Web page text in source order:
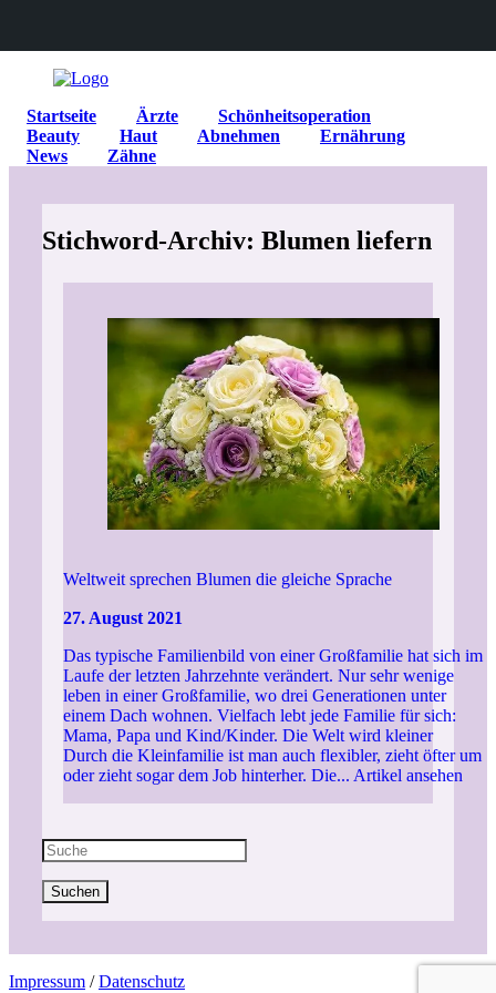
Startseite Ärzte
Schönheitsoperation
Beauty
Haut Abnehmen
Ernährung
News
Zähne
Stichword-Archiv: Blumen liefern
Weltweit sprechen Blumen die gleiche Sprache
27. August 2021
Das typische Familienbild von einer Großfamilie hat sich im
Laufe der letzten Jahrzehnte verändert. Nur sehr wenige
leben in einer Großfamilie, wo drei Generationen unter
einem Dach wohnen. Vielfach lebt jede Familie für sich:
Mama, Papa und Kind/Kinder. Die Welt wird kleiner
Durch die Kleinfamilie ist man auch flexibler, zieht öfter um
oder zieht sogar dem Job hinterher. Die... Artikel ansehen
Suchen
Impressum /Datenschutz